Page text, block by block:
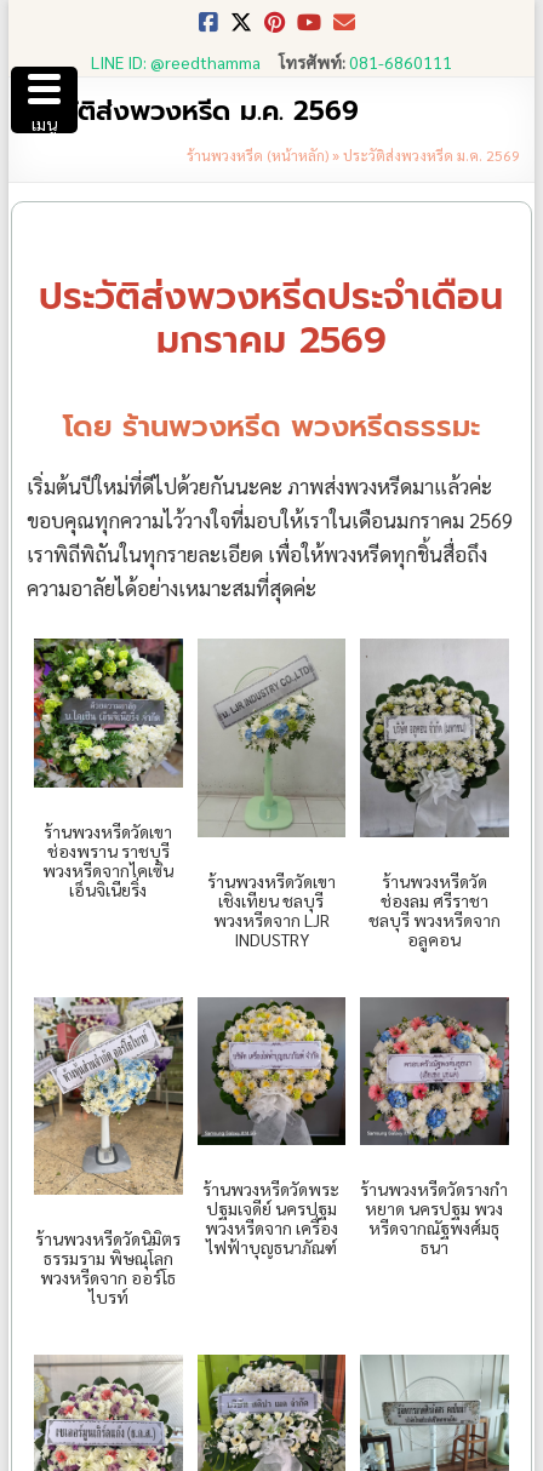
content
LINE ID: @reedthamma โทรศัพท์:081-6860111
ประวัติส่งพวงหรีด ม.ค. 2569
ร้านพวงหรีด (หน้าหลัก)»ประวัติส่งพวงหรีด ม.ค. 2569
ประวัติส่งพวงหรีดประจำเดือน
มกราคม 2569
โดย ร้านพวงหรีด พวงหรีดธรรมะ
เริ่มต้นปีใหม่ที่ดีไปด้วยกันนะคะ ภาพส่งพวงหรีดมาแล้วค่ะ
ขอบคุณทุกความไว้วางใจที่มอบให้เราในเดือนมกราคม 2569
เราพิถีพิถันในทุกรายละเอียด เพื่อให้พวงหรีดทุกชิ้นสื่อถึง
ความอาลัยได้อย่างเหมาะสมที่สุดค่ะ
ร้านพวงหรีดวัดเขา
ช่องพราน ราชบุรี
พวงหรีดจากไคเซิน
เอ็นจิเนียริ่ง
ร้านพวงหรีดวัดเขา
เชิงเทียน ชลบุรี
พวงหรีดจาก LJR
INDUSTRY
ร้านพวงหรีดวัด
ช่องลม ศรีราชา
ชลบุรี พวงหรีดจาก
อลูคอน
ร้านพวงหรีดวัดนิมิตร
ธรรมราม พิษณุโลก
พวงหรีดจาก ออร์โธ
ไบรท์
ร้านพวงหรีดวัดพระ
ปฐมเจดีย์ นครปฐม
พวงหรีดจาก เครื่อง
ไฟฟ้าบุญธนาภัณฑ์
ร้านพวงหรีดวัดรางกำ
หยาด นครปฐม พวง
หรีดจากณัฐพงศ์มธุ
ธนา
เมนู